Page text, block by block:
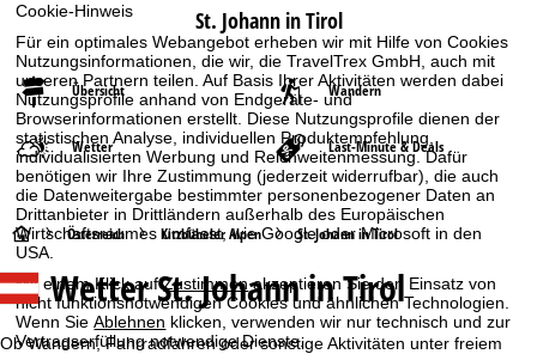
Cookie-Hinweis
Für ein optimales Webangebot erheben wir mit Hilfe von Cookies
Nutzungsinformationen, die wir, die TravelTrex GmbH, auch mit
unseren Partnern teilen. Auf Basis Ihrer Aktivitäten werden dabei
Nutzungsprofile anhand von Endgeräte- und
Browserinformationen erstellt. Diese Nutzungsprofile dienen der
statistischen Analyse, individuellen Produktempfehlung,
individualisierten Werbung und Reichweitenmessung. Dafür
benötigen wir Ihre Zustimmung (jederzeit widerrufbar), die auch
die Datenweitergabe bestimmter personenbezogener Daten an
Drittanbieter in Drittländern außerhalb des Europäischen
Wirtschaftsraumes umfasst, wie Google oder Microsoft in den
USA.
Mit einem Klick aufZustimmenakzeptieren Sie den Einsatz von
nicht funktionsnotwendigen Cookies und ähnlichen Technologien.
Wenn SieAblehnen klicken, verwenden wir nur technisch und zur
Vertragserfüllung notwendige Dienste.
St. Johann in Tirol
Übersicht Wandern
Wetter Last-Minute & Deals
S
t
a
Österreich Kitzbüheler Alpen St. Johann in Tirol
Wetter St. Johann in Tirol
Ob Wandern, Fahrradfahren oder sonstige Aktivitäten unter freiem